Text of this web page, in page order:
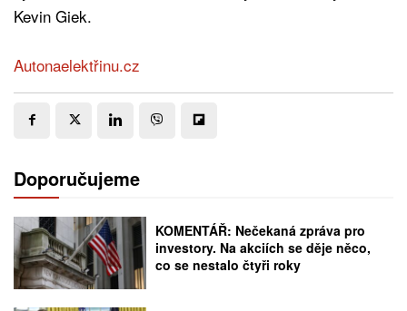
Kevin Giek.
Autonaelektřinu.cz
Doporučujeme
KOMENTÁŘ: Nečekaná zpráva pro
investory. Na akciích se děje něco,
co se nestalo čtyři roky